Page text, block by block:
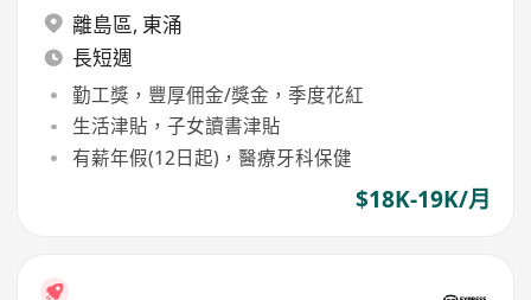
離島區, 東涌
長短週
勤工獎，豐厚佣金/獎金，季度花紅
生活津貼，子女讀書津貼
有薪年假(12日起)，醫療牙科保健
$18K-19K/月